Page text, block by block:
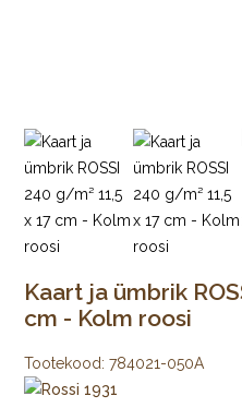
Kaart ja ümbrik
cm - Kolm roosi
Tootekood: 784021-050A